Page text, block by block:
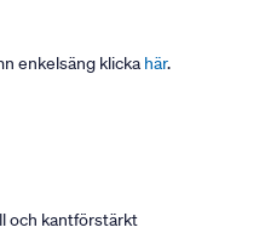
enkelsäng klicka här.
och kantförstärkt